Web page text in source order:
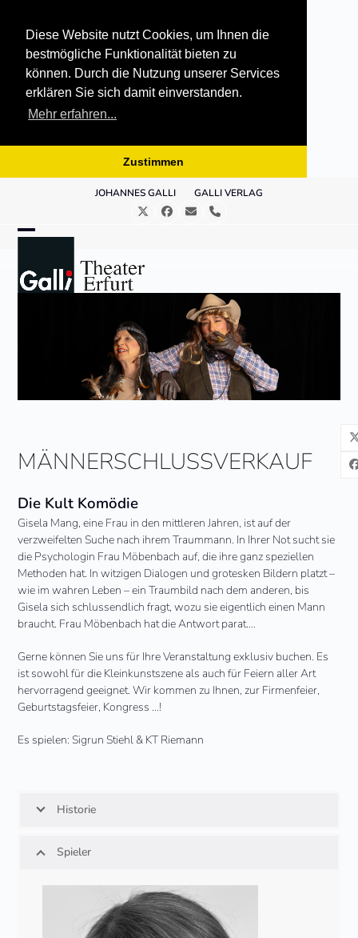
Diese Website nutzt Cookies, um Ihnen die
bestmögliche Funktionalität bieten zu
können. Durch die Nutzung unserer Services
erklären Sie sich damit einverstanden.
Mehr erfahren...
Zustimmen
JOHANNES GALLI GALLI VERLAG
TwitterFacebook
E- Telefon
mobile
menu
mobile
menu
MÄNNERSCHLUSSVERKAUF
Die Kult Komödie
Gisela Mang, eine Frau in den mittleren Jahren, ist auf der
verzweifelten Suche nach ihrem Traummann. In Ihrer Not sucht sie
die Psychologin Frau Möbenbach auf, die ihre ganz speziellen
Methoden hat. In witzigen Dialogen und grotesken Bildern platzt –
wie im wahren Leben – ein Traumbild nach dem anderen, bis
Gisela sich schlussendlich fragt, wozu sie eigentlich einen Mann
braucht. Frau Möbenbach hat die Antwort parat….
Gerne können Sie uns für Ihre Veranstaltung exklusiv buchen. Es
ist sowohl für die Kleinkunstszene als auch für Feiern aller Art
hervorragend geeignet. Wir kommen zu Ihnen, zur Firmenfeier,
Geburtstagsfeier, Kongress …!
Es spielen: Sigrun Stiehl & KT Riemann
Historie
Spieler